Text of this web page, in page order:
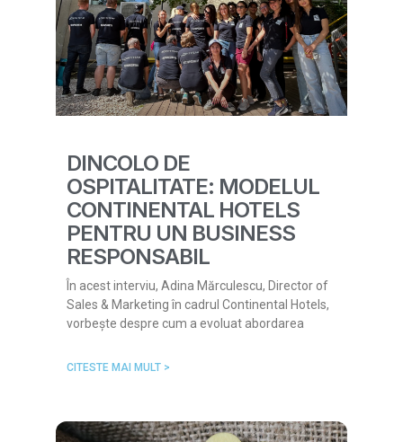
DINCOLO DE
OSPITALITATE: MODELUL
CONTINENTAL HOTELS
PENTRU UN BUSINESS
RESPONSABIL
În acest interviu, Adina Mărculescu, Director of
Sales & Marketing în cadrul Continental Hotels,
vorbește despre cum a evoluat abordarea
CITESTE MAI MULT >